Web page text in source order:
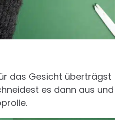
das Gesicht überträgst
es dann aus und